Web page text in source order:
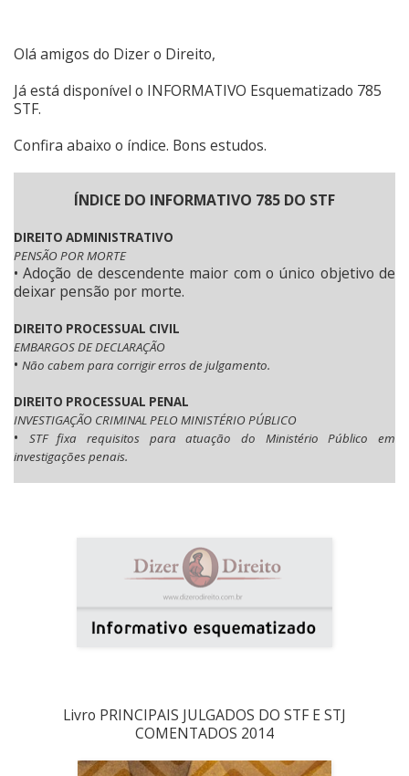
Olá amigos do Dizer o Direito,
Já está disponível o INFORMATIVO Esquematizado 785
STF.
Confira abaixo o índice. Bons estudos.
ÍNDICE DO INFORMATIVO 785 DO STF
DIREITO ADMINISTRATIVO
PENSÃO POR MORTE
• Adoção de descendente maior com o único objetivo de
deixar pensão por morte.
DIREITO PROCESSUAL CIVIL
EMBARGOS DE DECLARAÇÃO
• Não cabem para corrigir erros de julgamento.
DIREITO PROCESSUAL PENAL
INVESTIGAÇÃO CRIMINAL PELO MINISTÉRIO PÚBLICO
•
STF fixa requisitos para atuação do Ministério Público em
investigações penais.
Livro PRINCIPAIS JULGADOS DO STF E STJ
COMENTADOS 2014